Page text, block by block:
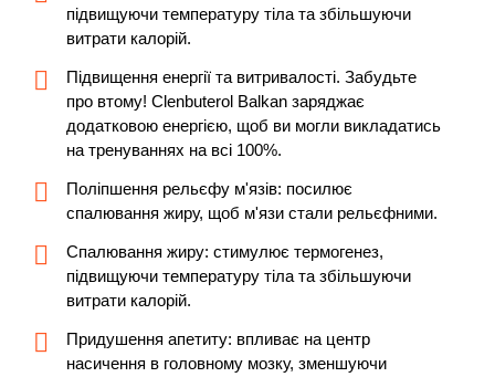
підвищуючи температуру тіла та збільшуючи
витрати калорій.
Підвищення енергії та витривалості. Забудьте
про втому! Clenbuterol Balkan заряджає
додатковою енергією, щоб ви могли викладатись
на тренуваннях на всі 100%.
Поліпшення рельєфу м'язів: посилює
спалювання жиру, щоб м'язи стали рельєфними.
Спалювання жиру: стимулює термогенез,
підвищуючи температуру тіла та збільшуючи
витрати калорій.
Придушення апетиту: впливає на центр
насичення в головному мозку, зменшуючи